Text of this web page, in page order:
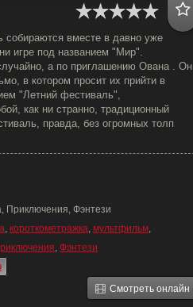
собираются вместе в давно уже
игре под названием "Мир".
а по приглашению Ована . Он
в котором просит их прийти в
"Летний фестиваль",
как ни странно, традиционный
правда, без огромных толп
Приключения, Фэнтези
, короткометражка, мультфильм,
, Фэнтези
Смотреть онлайн